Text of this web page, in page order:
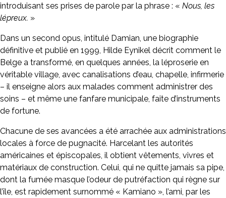
introduisant ses prises de parole par la phrase : « Nous, les
lépreux. »
Dans un second opus, intitulé Damian, une biographie
définitive et publié en 1999, Hilde Eynikel décrit comment le
Belge a transformé, en quelques années, la léproserie en
véritable village, avec canalisations d’eau, chapelle, infirmerie
– il enseigne alors aux malades comment administrer des
soins – et même une fanfare municipale, faite d’instruments
de fortune.
Chacune de ses avancées a été arrachée aux administrations
locales à force de pugnacité. Harcelant les autorités
américaines et épiscopales, il obtient vêtements, vivres et
matériaux de construction. Celui, qui ne quitte jamais sa pipe,
dont la fumée masque l’odeur de putréfaction qui règne sur
l’île, est rapidement surnommé « Kamiano », l’ami, par les